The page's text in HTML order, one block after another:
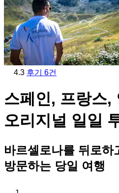
4.3 후기 6건
스페인, 프랑스,
오리지널 일일
바르셀로나를 뒤로하
방문하는 당일 여행